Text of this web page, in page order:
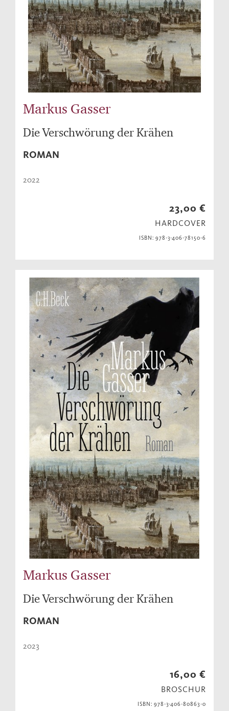
Markus Gasser
Die Verschwörung der Krähen
ROMAN
2022
23,00 €
HARDCOVER
ISBN: 978-3-406-78150-6
Markus Gasser
Die Verschwörung der Krähen
ROMAN
2023
16,00 €
BROSCHUR
ISBN: 978-3-406-80863-0